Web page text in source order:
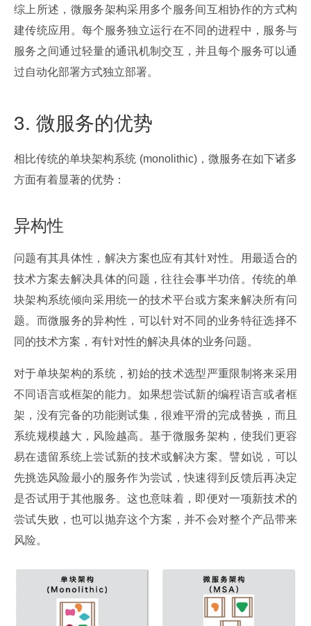
综上所述，微服务架构采用多个服务间互相协作的方式构
建传统应用。每个服务独立运行在不同的进程中，服务与
服务之间通过轻量的通讯机制交互，并且每个服务可以通
过自动化部署方式独立部署。
3. 微服务的优势
相比传统的单块架构系统 (monolithic)，微服务在如下诸多
方面有着显著的优势：
异构性
问题有其具体性，解决方案也应有其针对性。用最适合的
技术方案去解决具体的问题，往往会事半功倍。传统的单
块架构系统倾向采用统一的技术平台或方案来解决所有问
题。而微服务的异构性，可以针对不同的业务特征选择不
同的技术方案，有针对性的解决具体的业务问题。
对于单块架构的系统，初始的技术选型严重限制将来采用
不同语言或框架的能力。如果想尝试新的编程语言或者框
架，没有完备的功能测试集，很难平滑的完成替换，而且
系统规模越大，风险越高。基于微服务架构，使我们更容
易在遗留系统上尝试新的技术或解决方案。譬如说，可以
先挑选风险最小的服务作为尝试，快速得到反馈后再决定
是否试用于其他服务。这也意味着，即便对一项新技术的
尝试失败，也可以抛弃这个方案，并不会对整个产品带来
风险。